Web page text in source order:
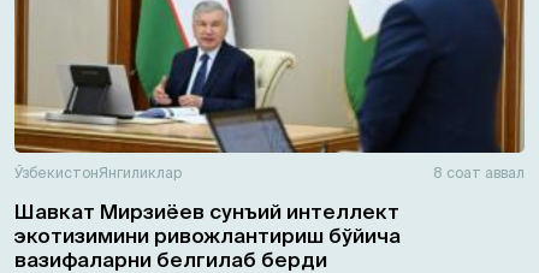
ЎзбекистонЯнгиликлар 8 соат аввал
Шавкат Мирзиёев сунъий интеллект
экотизимини ривожлантириш бўйича
вазифаларни белгилаб берди